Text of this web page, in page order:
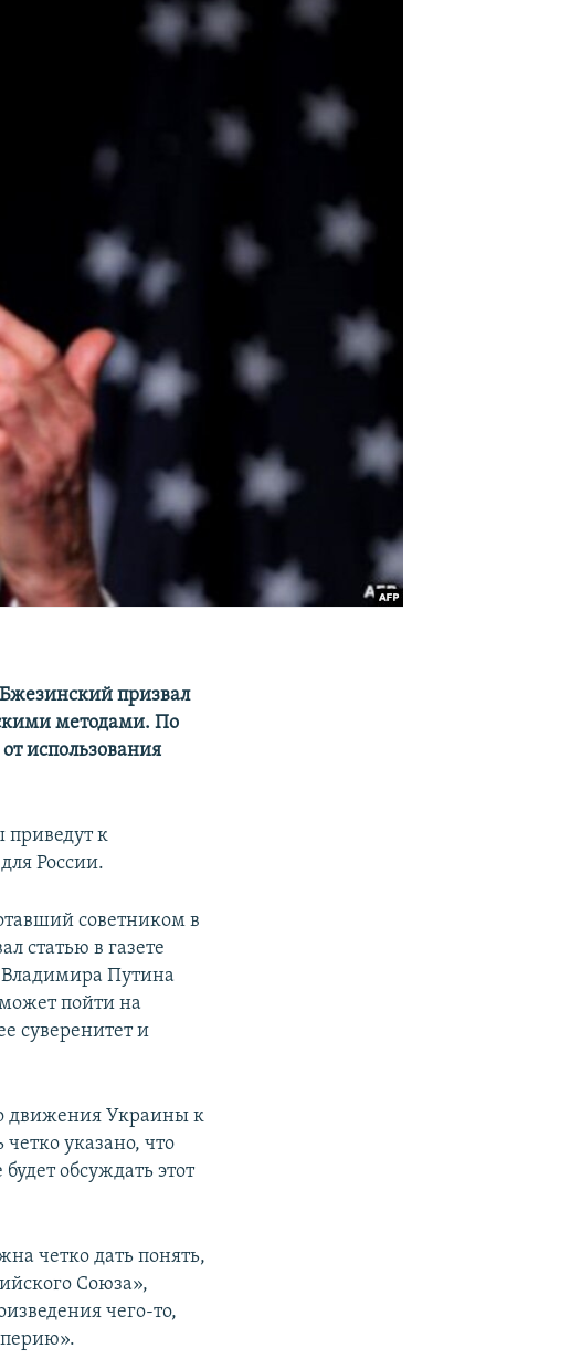
призвал
методами. По
использования
приведут к
России.
советником в
статью в газете
Владимира Путина
пойти на
суверенитет и
движения Украины к
указано, что
обсуждать этот
четко дать понять,
Союза»,
чего-то,